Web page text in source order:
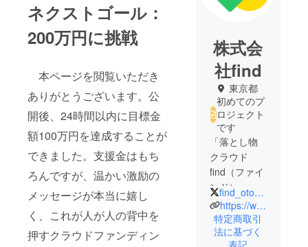
ネクストゴール：
200万円に挑戦
本ページを閲覧いただき
ありがとうございます。公
開後、24時間以内に目標金
額100万円を達成することが
できました。支援金はもち
ろんですが、温かい激励の
メッセージが本当に嬉し
く、これが人が人の背中を
押すクラウドファンディン
株式会
社find
東京都
初めてのプ
ロジェクト
です
「落とし物
クラウド
find（ファイ
ンド）」の
開発・提供
をするため
に、高島
find_otoshimono
https://www.finds.co.jp/
特定商取引
法に基づく
表記